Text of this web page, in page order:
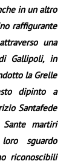
in un altro
raffigurante
una
Gallipoli, in
la Grelle
dipinto a
Santafede
martiri
sguardo
riconoscibili